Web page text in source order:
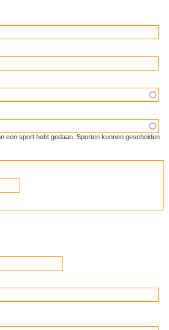
een sport hebt gedaan. Sporten kunnen gescheiden